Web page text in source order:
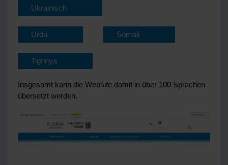
Ukrainisch
Urdu Somali
Tigrinya
Insgesamt kann die Website damit in über 100 Sprachen
übersetzt werden.